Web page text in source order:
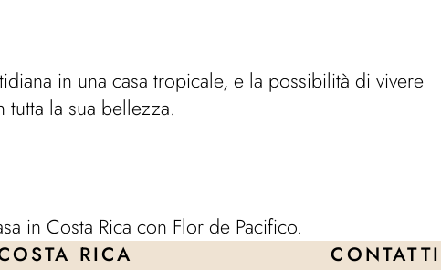
in una casa tropicale, e la possibilità di vivere
tutta la sua bellezza.
in Costa Rica con Flor de Pacifico.
RICA CONTATTI